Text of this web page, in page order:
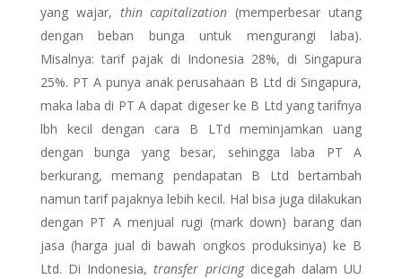
yang wajar, thin capitalization (memperbesar utang
dengan beban bunga untuk mengurangi laba).
Misalnya: tarif pajak di Indonesia 28%, di Singapura
25%. PT A punya anak perusahaan B Ltd di Singapura,
maka laba di PT A dapat digeser ke B Ltd yang tarifnya
lbh kecil dengan cara B LTd meminjamkan uang
dengan bunga yang besar, sehingga laba PT A
berkurang, memang pendapatan B Ltd bertambah
namun tarif pajaknya lebih kecil. Hal bisa juga dilakukan
dengan PT A menjual rugi (mark down) barang dan
jasa (harga jual di bawah ongkos produksinya) ke B
Ltd. Di Indonesia,transfer pricingdicegah dalam UU